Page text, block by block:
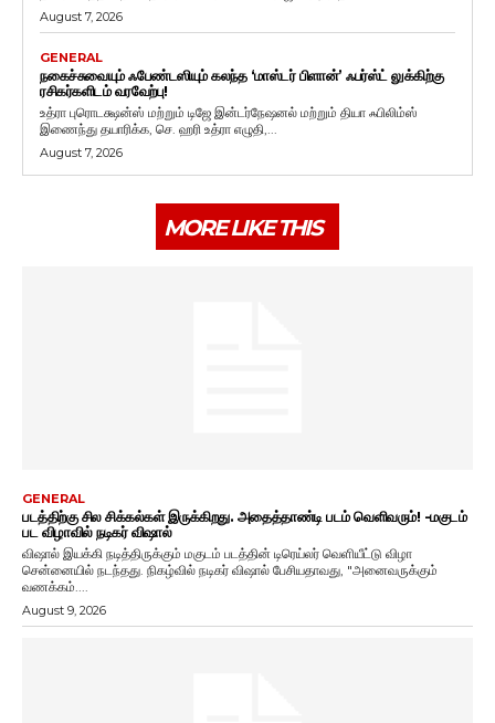
August 7, 2026
GENERAL
நகைச்சுவையும் ஃபேண்டஸியும் கலந்த ‘மாஸ்டர் பிளான்’ ஃபர்ஸ்ட் லுக்கிற்கு
ரசிகர்களிடம் வரவேற்பு!
உத்ரா புரொடக்ஷன்ஸ் மற்றும் டிஜே இன்டர்நேஷனல் மற்றும் தியா ஃபிலிம்ஸ்
இணைந்து தயாரிக்க, செ. ஹரி உத்ரா எழுதி,...
August 7, 2026
MORE LIKE THIS
GENERAL
படத்திற்கு சில சிக்கல்கள் இருக்கிறது. அதைத்தாண்டி படம் வெளிவரும்! -மகுடம்
பட விழாவில் நடிகர் விஷால்
விஷால் இயக்கி நடித்திருக்கும் மகுடம் படத்தின் டிரெய்லர் வெளியீட்டு விழா
சென்னையில் நடந்தது. நிகழ்வில் நடிகர் விஷால் பேசியதாவது, "அனைவருக்கும்
வணக்கம்....
August 9, 2026